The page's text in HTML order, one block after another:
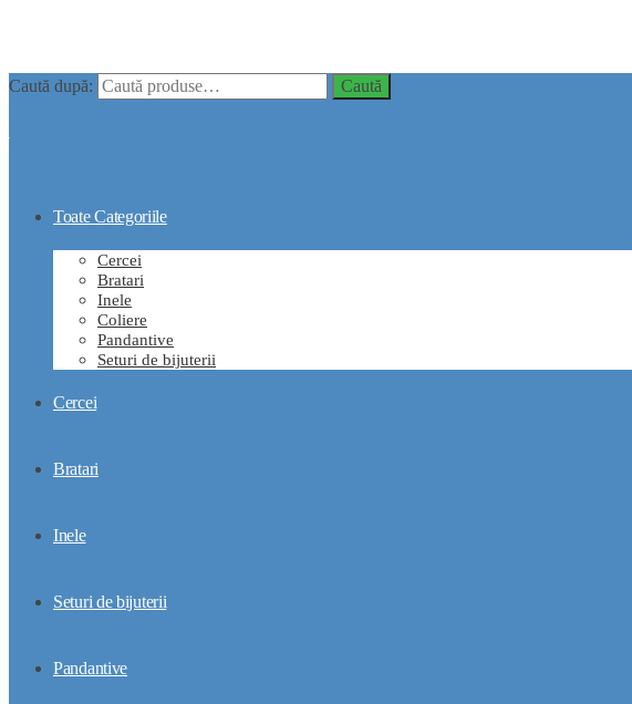
Caută după: Caută
Toate Categoriile
Cercei
Bratari
Inele
Coliere
Pandantive
Seturi de bijuterii
Cercei
Bratari
Inele
Seturi de bijuterii
Pandantive